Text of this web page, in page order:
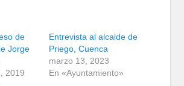
de
Jorge
2019
Entrevista al alcalde de
Priego, Cuenca
marzo 13, 2023
En «Ayuntamiento»